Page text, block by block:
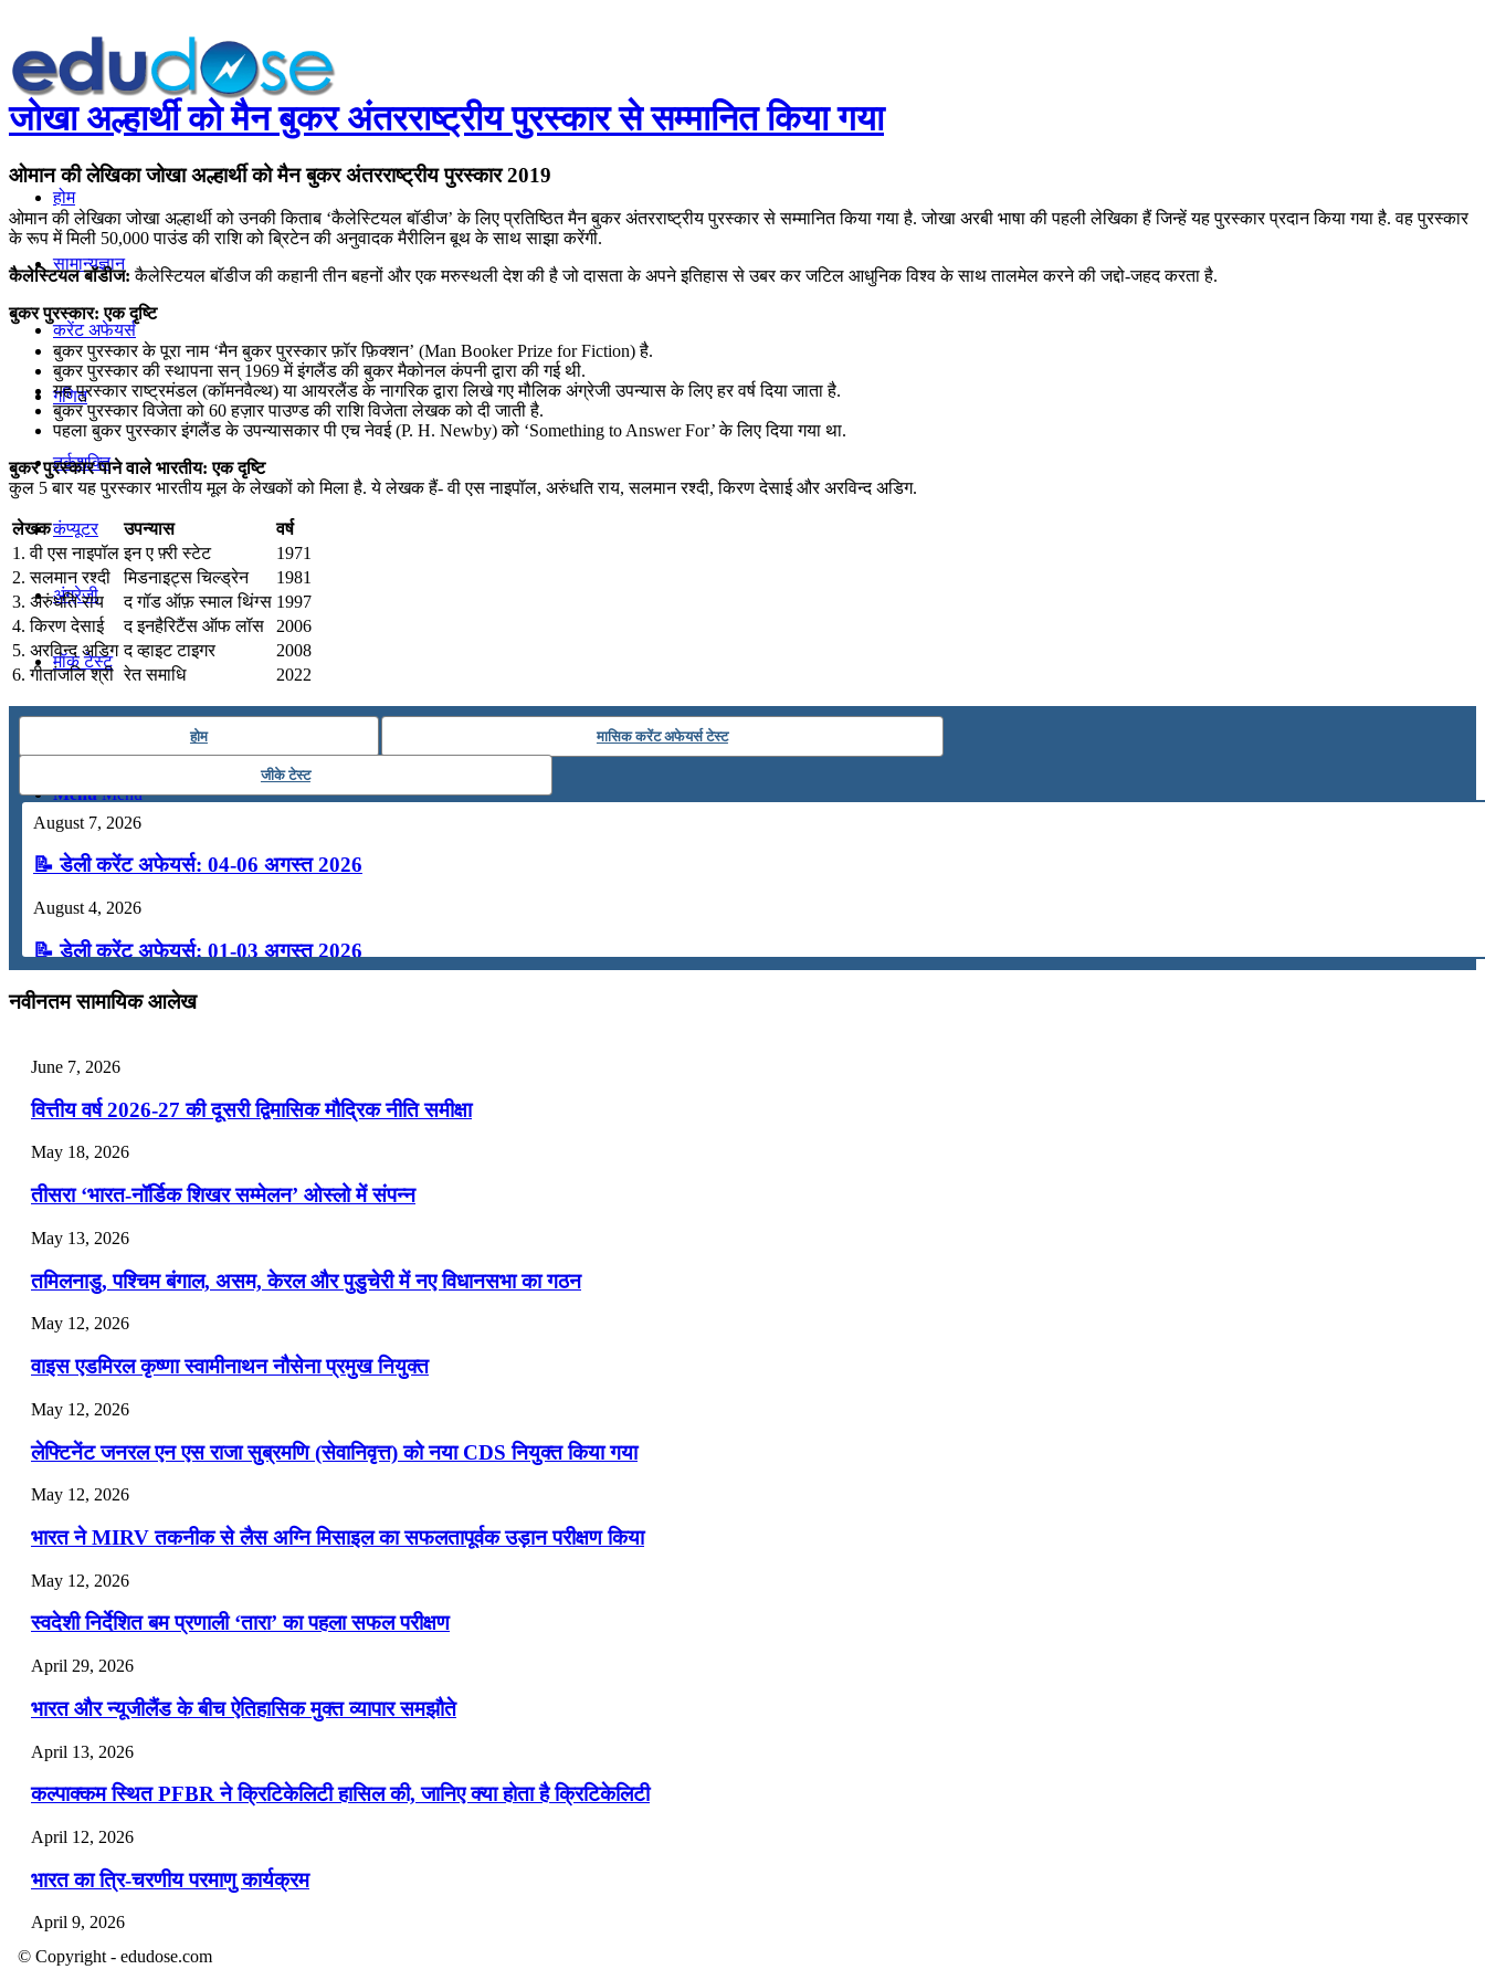
होम
सामान्यज्ञान
करेंट अफेयर्स
गणित
तर्कशक्ति
कंप्यूटर
अंग्रेजी
मॉक टेस्ट
Menu Menu
जोखा अल्हार्थी को मैन बुकर अंतरराष्ट्रीय पुरस्कार से सम्मानित किया गया
ओमान की लेखिका जोखा अल्हार्थी को मैन बुकर अंतरराष्ट्रीय पुरस्कार 2019
ओमान की लेखिका जोखा अल्हार्थी को उनकी किताब ‘कैलेस्टियल बॉडीज’ के लिए प्रतिष्ठित मैन बुकर अंतरराष्ट्रीय पुरस्कार से सम्मानित किया गया है. जोखा अरबी भाषा की पहली लेखिका हैं जिन्हें यह पुरस्कार प्रदान किया गया है. वह पुरस्कार
के रूप में मिली 50,000 पाउंड की राशि को ब्रिटेन की अनुवादक मैरीलिन बूथ के साथ साझा करेंगी.
कैलेस्टियल बॉडीज: कैलेस्टियल बॉडीज की कहानी तीन बहनों और एक मरुस्थली देश की है जो दासता के अपने इतिहास से उबर कर जटिल आधुनिक विश्व के साथ तालमेल करने की जद्दो-जहद करता है.
बुकर पुरस्‍कार: एक दृष्टि
बुकर पुरस्‍कार के पूरा नाम ‘मैन बुकर पुरस्कार फ़ॉर फ़िक्शन’ (Man Booker Prize for Fiction) है.
बुकर पुरस्कार की स्थापना सन् 1969 में इंगलैंड की बुकर मैकोनल कंपनी द्वारा की गई थी.
यह पुरस्‍कार राष्ट्रमंडल (कॉमनवैल्थ) या आयरलैंड के नागरिक द्वारा लिखे गए मौलिक अंग्रेजी उपन्यास के लिए हर वर्ष दिया जाता है.
बुकर पुरस्कार विजेता को 60 हज़ार पाउण्ड की राशि विजेता लेखक को दी जाती है.
पहला बुकर पुरस्कार इंगलैंड के उपन्यासकार पी एच नेवई (P. H. Newby) को ‘Something to Answer For’ के लिए दिया गया था.
बुकर पुरस्‍कार पाने वाले भारतीय: एक दृष्टि
कुल 5 बार यह पुरस्कार भारतीय मूल के लेखकों को मिला है. ये लेखक हैं- वी एस नाइपॉल, अरुंधति राय, सलमान रश्दी, किरण देसाई और अरविन्द अडिग.
लेखक उपन्यास
वर्ष
1. वी एस नाइपॉल इन ए फ़्री स्टेट
1971
2. सलमान रश्दी
मिडनाइट्स चिल्ड्रेन
1981
3. अरुंधति राय
द गॉड ऑफ़ स्माल थिंग्स 1997
4. किरण देसाई
द इनहैरिटैंस ऑफ लॉस
2006
5. अरविन्द अडिग द व्हाइट टाइगर
2008
6. गीतांजलि श्री रेत समाधि 2022
होम मासिक करेंट अफेयर्स टेस्ट
जीके टेस्ट
August 7, 2026
📝 डेली करेंट अफेयर्स: 04-06 अगस्त 2026
August 4, 2026
📝 डेली करेंट अफेयर्स: 01-03 अगस्त 2026
July 31, 2026
July 28, 2026
📝 डेली करेंट अफेयर्स: 25-27 जुलाई 2026
July 25, 2026
📝 डेली करेंट अफेयर्स: 22-24 जुलाई 2026
July 22, 2026
📝 डेली करेंट अफेयर्स: 19-21 जुलाई 2026
July 19, 2026
📝 डेली करेंट अफेयर्स: 16-18 जुलाई 2026
नवीनतम सामायिक आलेख
June 7, 2026
वित्तीय वर्ष 2026-27 की दूसरी द्विमासिक मौद्रिक नीति समीक्षा
May 18, 2026
तीसरा ‘भारत-नॉर्डिक शिखर सम्मेलन’ ओस्लो में संपन्न
May 13, 2026
तमिलनाडु, पश्चिम बंगाल, असम, केरल और पुडुचेरी में नए विधानसभा का गठन
May 12, 2026
वाइस एडमिरल कृष्णा स्वामीनाथन नौसेना प्रमुख नियुक्त
May 12, 2026
लेफ्टिनेंट जनरल एन एस राजा सुब्रमणि (सेवानिवृत्त) को नया CDS नियुक्त किया गया
May 12, 2026
भारत ने MIRV तकनीक से लैस अग्नि मिसाइल का सफलतापूर्वक उड़ान परीक्षण किया
May 12, 2026
स्वदेशी निर्देशित बम प्रणाली ‘तारा’ का पहला सफल परीक्षण
April 29, 2026
भारत और न्यूजीलैंड के बीच ऐतिहासिक मुक्त व्यापार समझौते
April 13, 2026
कल्पाक्कम स्थित PFBR ने क्रिटिकेलिटी हासिल की, जानिए क्या होता है क्रिटिकेलिटी
April 12, 2026
भारत का त्रि-चरणीय परमाणु कार्यक्रम
April 9, 2026
नासा का आर्टेमिस-2 मिशन: मनुष्य एक बार फिर से चंद्रमा के करीब पहुंचा
© Copyright - edudose.com